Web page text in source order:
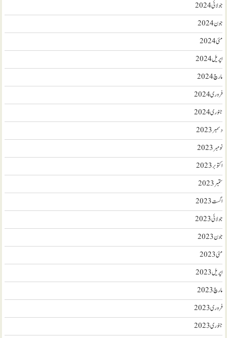
جولائی 2024
جون 2024
مئی 2024
اپریل 2024
مارچ 2024
فروری 2024
جنوری 2024
دسمبر 2023
نومبر 2023
اکتوبر 2023
ستمبر 2023
اگست 2023
جولائی 2023
جون 2023
مئی 2023
اپریل 2023
مارچ 2023
فروری 2023
جنوری 2023